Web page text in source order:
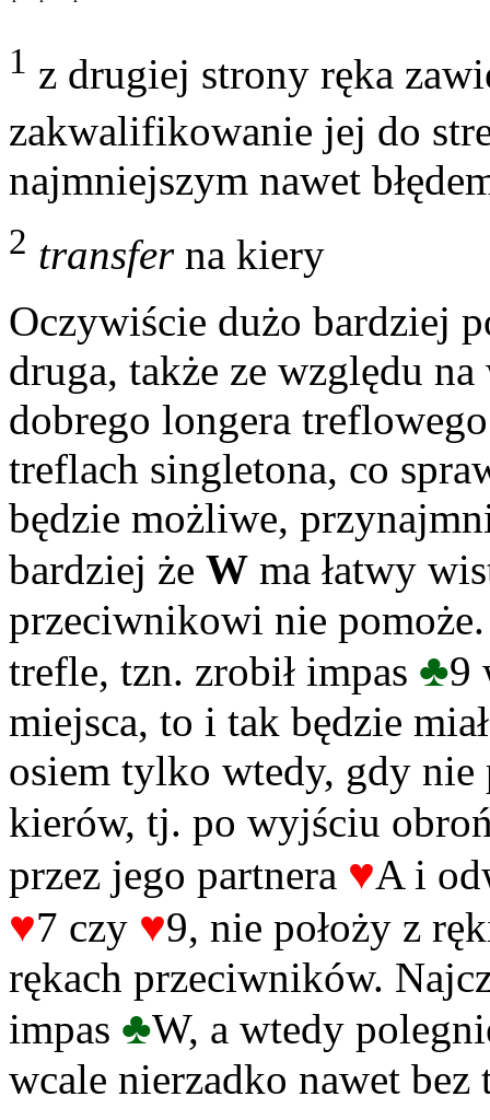
1 z drugiej strony ręka
zakwalifikowanie jej do
najmniejszym nawet
2 transferna kiery
Oczywiście dużo bardziej
druga, także ze względu
dobrego longera
treflach singletona, co
będzie możliwe,
bardziej że W ma łatwy
przeciwnikowi nie
trefle, tzn. zrobił impas ♣9
miejsca, to i tak będzie
osiem tylko wtedy, gdy nie
kierów, tj. po wyjściu
przez jego partnera ♥A i
♥7 czy ♥9, nie położy z
rękach przeciwników.
impas ♣W, a wtedy
wcale nierzadko nawet bez